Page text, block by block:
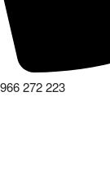
966 272 223